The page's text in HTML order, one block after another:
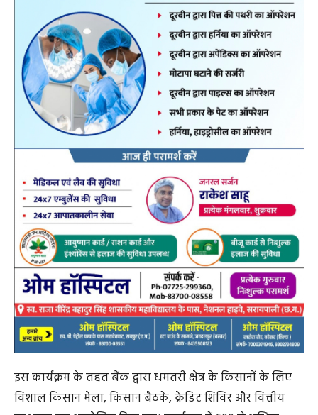
इस कार्यक्रम के तहत बैंक द्वारा धमतरी क्षेत्र के किसानों के लिए
विशाल किसान मेला, किसान बैठकें, क्रेडिट शिविर और वित्तीय
साक्षरता सत्र आयोजित किए गए। कार्यक्रम में 600 से अधिक
किसानों ने अपनी सहभागिता की, जिसमें बड़ी संख्या में 250
किसानों को राशि 25 करोड़ के कृषि ऋण स्वीकृत कर लाभार्थियों
को स्वीकृति पत्र प्रदान किए गए। बैंक का रायपुर अंचल, 4 क्षेत्रों के
साथ 32 जिलों को कवर करता है। कार्यक्रम के दौरान, बैंक ने
विभिन्न स्टॉल में प्रदर्शनी की व्यवस्था की, जिसमें कृषि उपकरण,
एसएचजी फूड स्टॉल, नवीनतम वैज्ञानिक उपकरण जैसे खेती में
ड्रोन का उपयोग आदि प्रदर्शित किए गए।